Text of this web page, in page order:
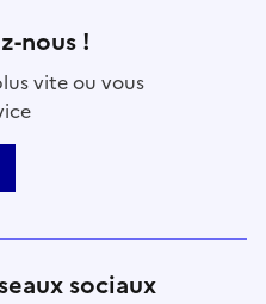
nous !
vite ou vous
sociaux